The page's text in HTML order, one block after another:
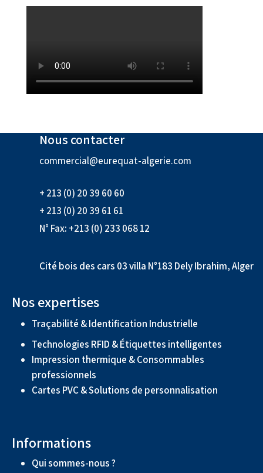
Nous contacter
commercial@eurequat-algerie.com
+ 213 (0) 20 39 60 60
+ 213 (0) 20 39 61 61
N° Fax: +213 (0) 233 068 12
Cité bois des cars 03 villa N°183 Dely Ibrahim, Alger
Nos expertises
Traçabilité & Identification Industrielle
Technologies RFID & Étiquettes intelligentes
Impression thermique & Consommables
professionnels
Cartes PVC & Solutions de personnalisation
Informations
Qui sommes-nous ?